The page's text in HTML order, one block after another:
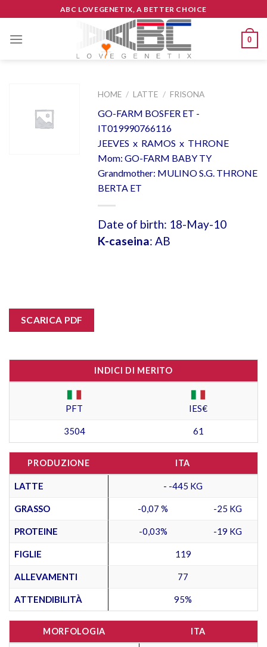
to
content
ABC LOVEGENETIX, A BETTER CHOICE
0
HOME / LATTE / FRISONA
GO-FARM BOSFER ET -
IT019990766116
JEEVES x RAMOS x THRONE
Mom: GO-FARM BABY TY
Grandmother: MULINO S.G. THRONE
BERTA ET
Date of birth: 18-May-10
K-caseina: AB
SCARICA PDF
INDICI DI MERITO
PFT IES€
3504 61
PRODUZIONE ITA
LATTE - -445 KG
GRASSO -0,07 % -25 KG
PROTEINE -0,03% -19 KG
FIGLIE 119
ALLEVAMENTI 77
ATTENDIBILITÀ 95%
MORFOLOGIA ITA